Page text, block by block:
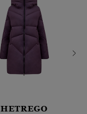
HETREGO